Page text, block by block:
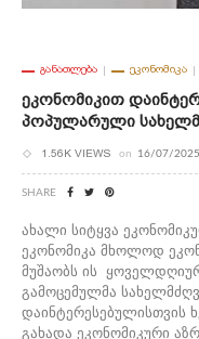
ᲒᲐᲜᲐᲗᲚᲔᲑᲐ ᲔᲙᲝᲜᲝᲛᲘᲙᲐ
Ეკონომიკით
Პოპულარული
1.56K VIEWS on 16/07/2025
SHARE
ახალი სიტყვა
ეკონომიკა მხოლოდ
მუშაობს ის
გამოცემულმა
დაინტერესებულისთვის
გახადა ეკონომიკური